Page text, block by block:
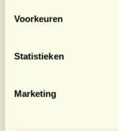
Voorkeuren
Statistieken
Marketing
Boyd